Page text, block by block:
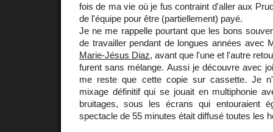
fois de ma vie où je fus contraint d'aller aux
de l'équipe pour être (partiellement) payé.
Je ne me rappelle pourtant que les bons
de travailler pendant de longues années avec
Marie-Jésus Diaz, avant que l'une et l'autre
furent sans mélange. Aussi je découvre avec
me reste que cette copie sur cassette. Je
mixage définitif qui se jouait en multiphonie
bruitages, sous les écrans qui entouraient
spectacle de 55 minutes était diffusé toutes les